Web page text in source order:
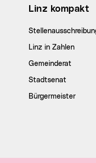
Linz kompakt
Linz in Zahlen
Gemeinderat
Stadtsenat
Bürgermeister